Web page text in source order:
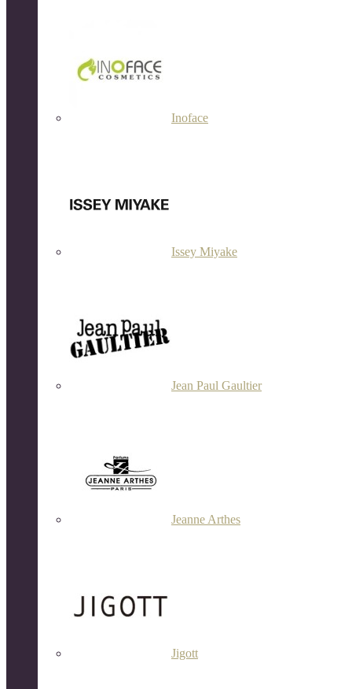
Inoface
Issey Miyake
Jean Paul Gaultier
Jeanne Arthes
Jigott